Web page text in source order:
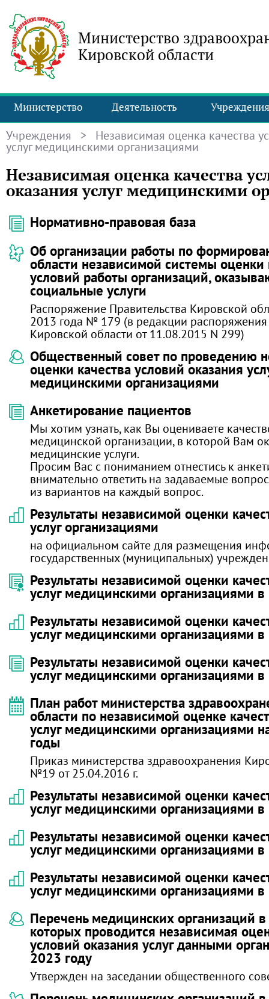
Министерство
Кировской области
Министерство Деятельность Учреждения
Учреждения > Независимая оценка качества
услуг медицинскими организациями
Независимая оценка качества
оказания услуг медицинскими
Нормативно-правовая база
Об организации работы по
области независимой системы оценки
условий работы организаций,
социальные услуги
Распоряжение Правительства Кировской
2013 года № 179 (в редакции распоряжения
Кировской области от 11.08.2015 N 299)
Общественный совет по проведению
оценки качества условий оказания
медицинскими организациями
Анкетирование пациентов
Мы хотим узнать, как Вы оцениваете
медицинской организации, в которой Вам
медицинские услуги.
Просим Вас с пониманием отнестись к
внимательно ответить на задаваемые
из вариантов на каждый вопрос.
Результаты независимой оценки
услуг организациями
на официальном сайте для размещения
государственных (муниципальных)
Результаты независимой оценки
услуг медицинскими организациями
Результаты независимой оценки
услуг медицинскими организациями
Результаты независимой оценки
услуг медицинскими организациями
План работ министерства
области по независимой оценке
услуг медицинскими организациями
годы
Приказ министерства здравоохранения
№19 от 25.04.2016 г.
Результаты независимой оценки
услуг медицинскими организациями
Результаты независимой оценки
услуг медицинскими организациями
Результаты независимой оценки
услуг медицинскими организациями
Перечень медицинских организаций
которых проводится независимая
условий оказания услуг данными
2023 году
Утвержден на заседании общественного